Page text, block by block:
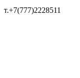
т.+7(777)2228511